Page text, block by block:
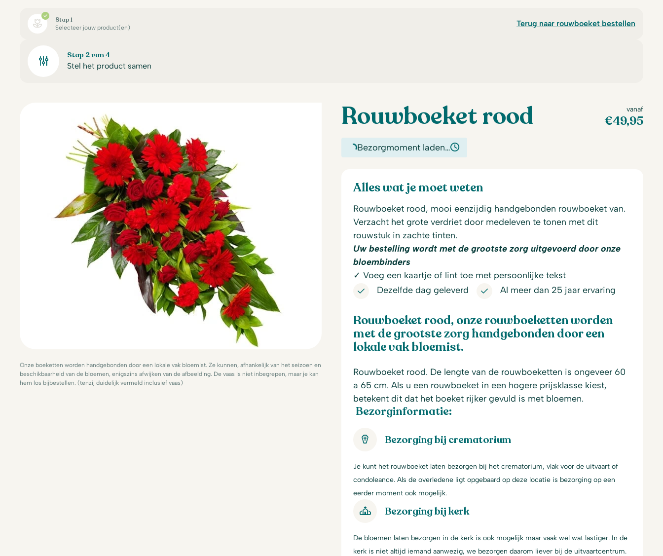
Stap 1
Selecteer jouw product(en) Terug naar rouwboeket bestellen
Stap 2 van 4
Stel het product samen
Onze boeketten worden handgebonden door een lokale vak bloemist. Ze kunnen, afhankelijk van het seizoen en
beschikbaarheid van de bloemen, enigszins afwijken van de afbeelding. De vaas is niet inbegrepen, maar je kan
hem los bijbestellen. (tenzij duidelijk vermeld inclusief vaas)
Rouwboeket rood vanaf
€49,95
Bezorgmoment laden…
Alles wat je moet weten
Rouwboeket rood, mooi eenzijdig handgebonden rouwboeket van.
Verzacht het grote verdriet door medeleven te tonen met dit
rouwstuk in zachte tinten.
Uw bestelling wordt met de grootste zorg uitgevoerd door onze
bloembinders
✓ Voeg een kaartje of lint toe met persoonlijke tekst
Dezelfde dag geleverd
Al meer dan 25 jaar ervaring
Rouwboeket rood, onze rouwboeketten worden
met de grootste zorg handgebonden door een
lokale vak bloemist.
Rouwboeket rood. De lengte van de rouwboeketten is ongeveer 60
a 65 cm. Als u een rouwboeket in een hogere prijsklasse kiest,
betekent dit dat het boeket rijker gevuld is met bloemen.
Bezorginformatie:
Bezorging bij crematorium
Je kunt het rouwboeket laten bezorgen bij het crematorium, vlak voor de uitvaart of
condoleance. Als de overledene ligt opgebaard op deze locatie is bezorging op een
eerder moment ook mogelijk.
Bezorging bij kerk
De bloemen laten bezorgen in de kerk is ook mogelijk maar vaak wel wat lastiger. In de
kerk is niet altijd iemand aanwezig, we bezorgen daarom liever bij de uitvaartcentrum.